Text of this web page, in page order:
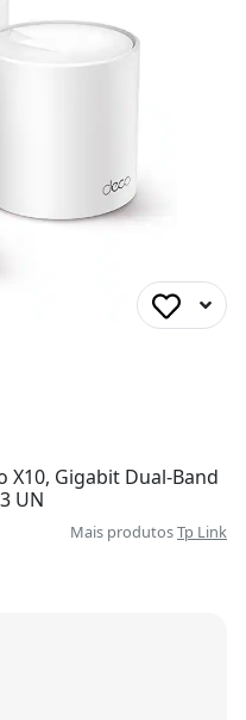
X10, Gigabit Dual-Band
UN
Mais produtosTp Link